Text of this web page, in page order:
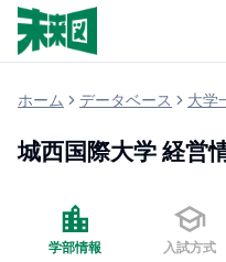
ホーム データベース 大学
城西国際大学 経営
学部情報 入試方式